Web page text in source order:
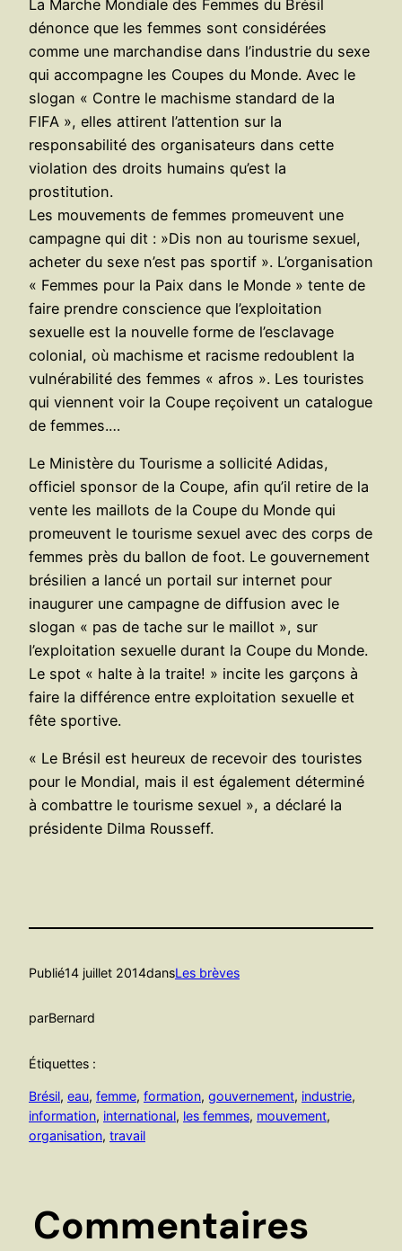
La Marche Mondiale des Femmes du Brésil
dénonce que les femmes sont considérées
comme une marchandise dans l’industrie du sexe
qui accompagne les Coupes du Monde. Avec le
slogan « Contre le machisme standard de la
FIFA », elles attirent l’attention sur la
responsabilité des organisateurs dans cette
violation des droits humains qu’est la
prostitution.
Les mouvements de femmes promeuvent une
campagne qui dit : »Dis non au tourisme sexuel,
acheter du sexe n’est pas sportif ». L’organisation
« Femmes pour la Paix dans le Monde » tente de
faire prendre conscience que l’exploitation
sexuelle est la nouvelle forme de l’esclavage
colonial, où machisme et racisme redoublent la
vulnérabilité des femmes « afros ». Les touristes
qui viennent voir la Coupe reçoivent un catalogue
de femmes.…
Le Ministère du Tourisme a sollicité Adidas,
officiel sponsor de la Coupe, afin qu’il retire de la
vente les maillots de la Coupe du Monde qui
promeuvent le tourisme sexuel avec des corps de
femmes près du ballon de foot. Le gouvernement
brésilien a lancé un portail sur internet pour
inaugurer une campagne de diffusion avec le
slogan « pas de tache sur le maillot », sur
l’exploitation sexuelle durant la Coupe du Monde.
Le spot « halte à la traite! » incite les garçons à
faire la différence entre exploitation sexuelle et
fête sportive.
« Le Brésil est heureux de recevoir des touristes
pour le Mondial, mais il est également déterminé
à combattre le tourisme sexuel », a déclaré la
présidente Dilma Rousseff.
Publié14 juillet 2014dansLes brèves
parBernard
Étiquettes :
Brésil, eau, femme, formation, gouvernement, industrie
information, international, les femmes, mouvement
organisation, travail
Commentaires